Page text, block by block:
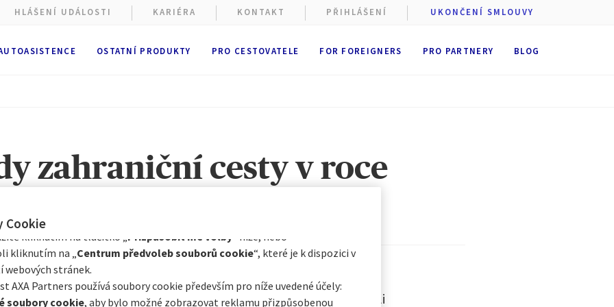
OSTATNÍ PRODUKTY PRO CESTOVATELE FOR FOREIGNERS PRO PARTNERY BLOG
HLÁŠENÍ UDÁLOSTI KARIÉRA KONTAKT PŘIHLÁŠENÍ UKONČENÍ SMLOUVY
zahraniční cesty v roce
šíření epidemie koronaviru změnilo náš každodenní život. Kvůli
Cookie
nebo externími poskytovateli pro níže vedené účely. Máte možnost
přijmout
neboodmítnout. Vaše předvolby uchováme po dobu
6
Centra předvoleb souborů cookie můžete souhlasit se všemi
kliknutím na tlačítko „ Přizpůsobit mé volby “ níže, nebo
kliknutím na „ Centrum předvoleb souborů cookie“, které je k dispozici v
webových stránek.
AXA Partners používá soubory cookie především pro níže uvedené účely:
soubory cookie, aby bylo možné zobrazovat reklamu přizpůsobenou